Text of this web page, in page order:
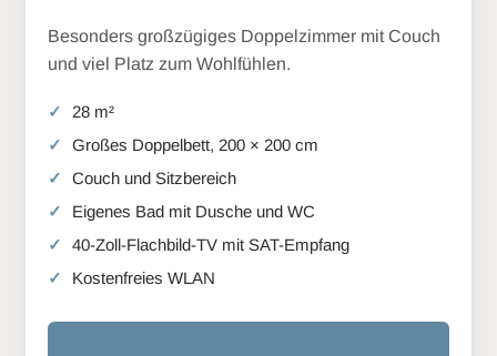
Besonders großzügiges Doppelzimmer mit Couch
und viel Platz zum Wohlfühlen.
28 m²
Großes Doppelbett, 200 × 200 cm
Couch und Sitzbereich
Eigenes Bad mit Dusche und WC
40-Zoll-Flachbild-TV mit SAT-Empfang
Kostenfreies WLAN